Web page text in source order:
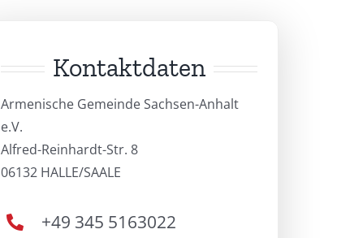
Kontaktdaten
Armenische Gemeinde Sachsen-Anhalt
e.V.
Alfred-Reinhardt-Str. 8
06132 HALLE/SAALE
+49 345 5163022